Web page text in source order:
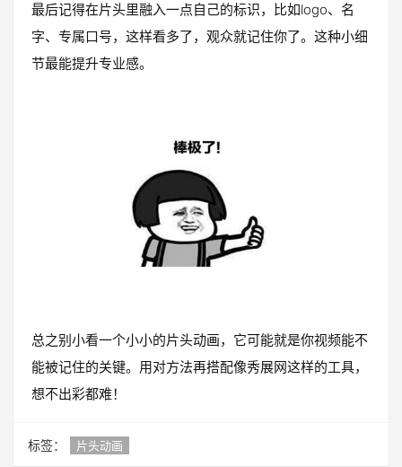
最后记得在片头里融入一点自己的标识，比如logo、名
字、专属口号，这样看多了，观众就记住你了。这种小细
节最能提升专业感。
总之别小看一个小小的片头动画，它可能就是你视频能不
能被记住的关键。用对方法再搭配像秀展网这样的工具，
想不出彩都难！
标签： 片头动画